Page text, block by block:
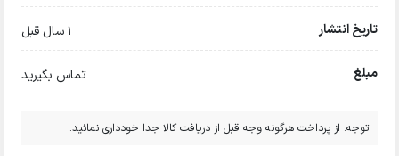
تاریخ انتشار 1 سال قبل
مبلغ تماس بگیرید
توجه: از پرداخت هرگونه وجه قبل از دریافت کالا جدا خودداری نمائید.